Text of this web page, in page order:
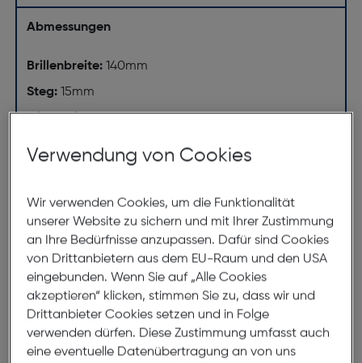
Abmessungen
Brillenbreite: 140mm
Steg: 15mm
Glasbreite:55mm
Bügellänge: 140mm
(individuell ausrichtbar)
140mm
15mm
55mm
Verwendung von Cookies
Wir verwenden Cookies, um die Funktionalität
unserer Website zu sichern und mit Ihrer Zustimmung
an Ihre Bedürfnisse anzupassen. Dafür sind Cookies
von Drittanbietern aus dem EU-Raum und den USA
eingebunden. Wenn Sie auf „Alle Cookies
akzeptieren“ klicken, stimmen Sie zu, dass wir und
Drittanbieter Cookies setzen und in Folge
verwenden dürfen. Diese Zustimmung umfasst auch
eine eventuelle Datenübertragung an von uns